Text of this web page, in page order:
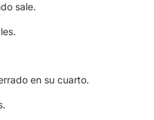
sale.
en su cuarto.